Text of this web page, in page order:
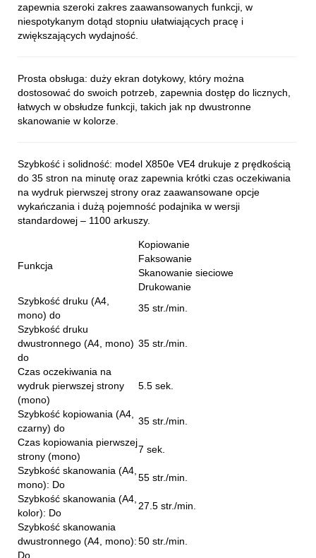
zapewnia szeroki zakres zaawansowanych funkcji, w
niespotykanym dotąd stopniu ułatwiających pracę i
zwiększających wydajność.
Prosta obsługa: duży ekran dotykowy, który można
dostosować do swoich potrzeb, zapewnia dostęp do licznych,
łatwych w obsłudze funkcji, takich jak np dwustronne
skanowanie w kolorze.
Szybkość i solidność: model X850e VE4 drukuje z prędkością
do 35 stron na minutę oraz zapewnia krótki czas oczekiwania
na wydruk pierwszej strony oraz zaawansowane opcje
wykańczania i dużą pojemność podajnika w wersji
standardowej – 1100 arkuszy.
Funkcja
Kopiowanie
Faksowanie
Skanowanie sieciowe
Drukowanie
Szybkość druku (A4,
mono) do
35 str./min.
Szybkość druku
dwustronnego (A4, mono)
do
35 str./min.
Czas oczekiwania na
wydruk pierwszej strony
(mono)
5.5 sek.
Szybkość kopiowania (A4,
czarny) do
35 str./min.
Czas kopiowania pierwszej
strony (mono)
7 sek.
Szybkość skanowania (A4,
mono): Do
55 str./min.
Szybkość skanowania (A4,
kolor): Do
27.5 str./min.
Szybkość skanowania
dwustronnego (A4, mono):
Do
50 str./min.